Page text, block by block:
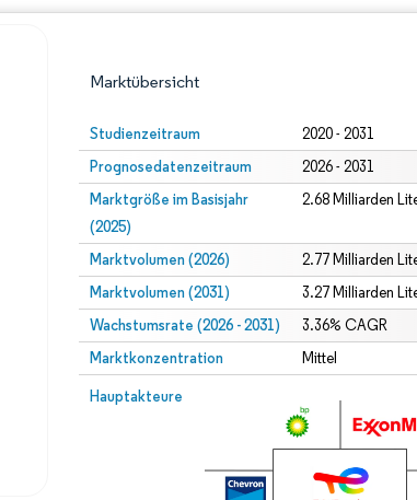
Marktübersicht
Studienzeitraum 2020 - 2031
Prognosedatenzeitraum 2026 - 2031
Marktgröße im Basisjahr
(2025)
2.68 Milliarden
Marktvolumen (2026) 2.77 Milliarden
Marktvolumen (2031) 3.27 Milliarden
Wachstumsrate (2026 - 2031) 3.36% CAGR
Marktkonzentration Mittel
Hauptakteure
Bild © Mordor Intelligence. Wiederverwendung erfordert
erfordert Namensnennung gemäß CC BY 4.0.